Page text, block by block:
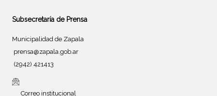
Subsecretaría de Prensa
Municipalidad de Zapala
prensa@zapala.gob.ar
(2942) 421413
Correo institucional